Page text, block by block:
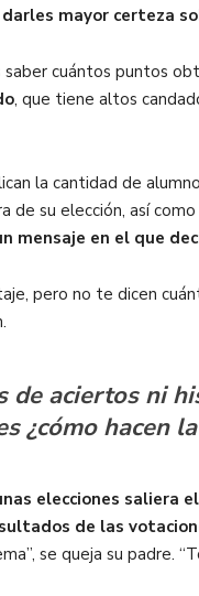
mayor certeza
saber cuántos puntos
, que tiene altos
la cantidad de
de su elección, así
mensaje en el que
pero no te dicen
de aciertos ni
¿cómo hacen
elecciones
de las
se queja su padre.